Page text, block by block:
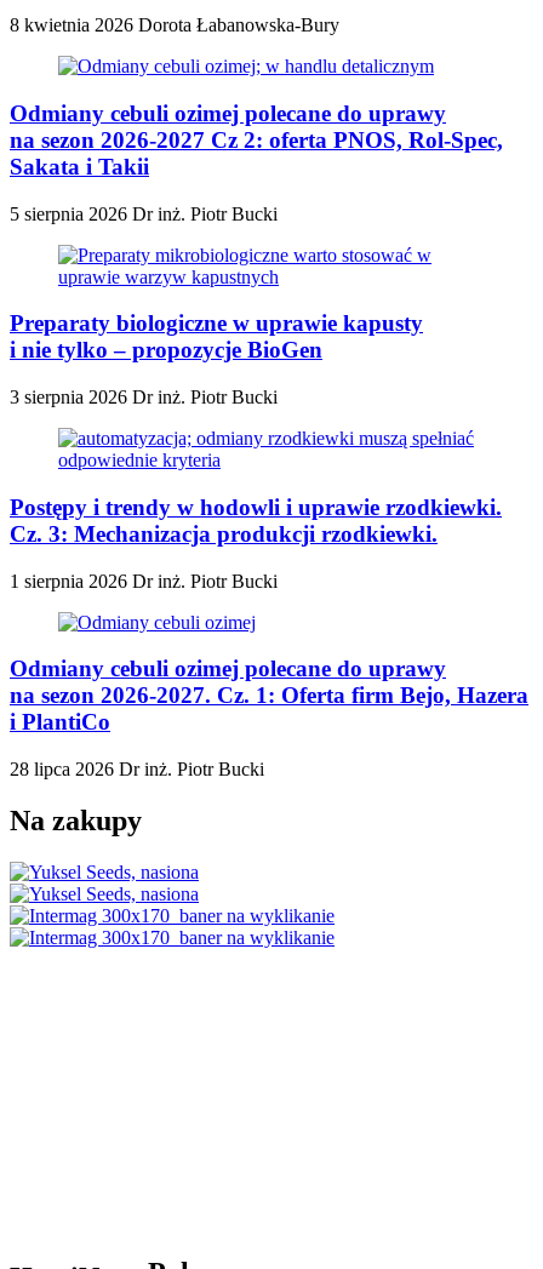
8 kwietnia 2026 Dorota Łabanowska-Bury
Odmiany cebuli ozimej polecane do uprawy
na sezon 2026-2027 Cz 2: oferta PNOS, Rol-Spec,
Sakata i Takii
5 sierpnia 2026 Dr inż. Piotr Bucki
Preparaty biologiczne w uprawie kapusty
i nie tylko – propozycje BioGen
3 sierpnia 2026 Dr inż. Piotr Bucki
Postępy i trendy w hodowli i uprawie rzodkiewki.
Cz. 3: Mechanizacja produkcji rzodkiewki.
1 sierpnia 2026 Dr inż. Piotr Bucki
Odmiany cebuli ozimej polecane do uprawy
na sezon 2026-2027. Cz. 1: Oferta firm Bejo, Hazera
i PlantiCo
28 lipca 2026 Dr inż. Piotr Bucki
Na zakupy